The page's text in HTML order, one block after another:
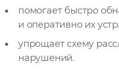
помогает быстро
и оперативно их
упрощает схему
нарушений.